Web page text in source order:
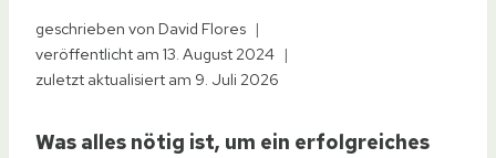
geschrieben von David Flores
veröffentlicht am 13. August 2024
zuletzt aktualisiert am 9. Juli 2026
Was alles nötig ist, um ein erfolgreiches